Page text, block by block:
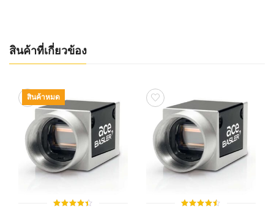
สินค้าที่เกี่ยวข้อง
สินค้าหมด